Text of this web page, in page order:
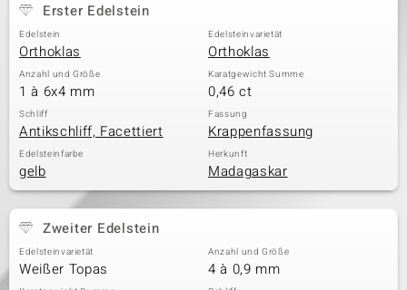
Erster Edelstein
Edelstein
Orthoklas
Edelsteinvarietät
Orthoklas
Anzahl und Größe
1 à 6x4 mm
Karatgewicht Summe
0,46 ct
Schliff
Antikschliff, Facettiert
Fassung
Krappenfassung
Edelsteinfarbe
gelb
Herkunft
Madagaskar
Zweiter Edelstein
Edelsteinvarietät
Weißer Topas
Anzahl und Größe
4 à 0,9 mm